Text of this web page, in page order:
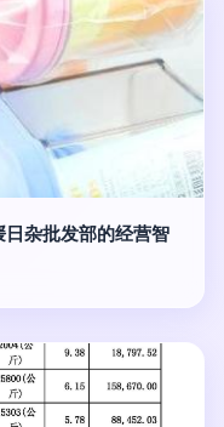
杂批发部的经营智